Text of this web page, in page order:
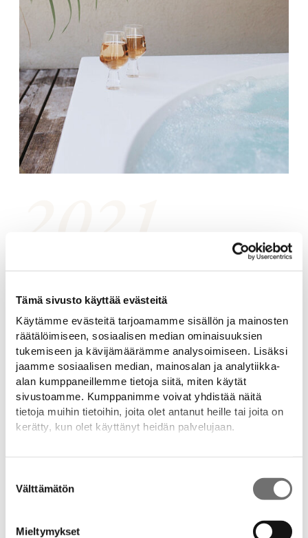
Tämä sivusto käyttää evästeitä
Käytämme evästeitä tarjoamamme sisällön ja mainosten
räätälöimiseen, sosiaalisen median ominaisuuksien
tukemiseen ja kävijämäärämme analysoimiseen. Lisäksi
jaamme sosiaalisen median, mainosalan ja analytiikka-
alan kumppaneillemme tietoja siitä, miten käytät
sivustoamme. Kumppanimme voivat yhdistää näitä
tietoja muihin tietoihin, joita olet antanut heille tai joita on
kerätty, kun olet käyttänyt heidän palvelujaan.
Lisätietoja:drop.fi/info/tietosuojaseloste/
valinta
Välttämätön
Mieltymykset
Viennin kasvattaminen ulkomaille. Vientiä alettiin kasvattamaan
asti. Myytyjen altaiden määrä ylitti 1000 kpl rajan ja liikevaihto
tuplaantui aiemmasta vuodesta.